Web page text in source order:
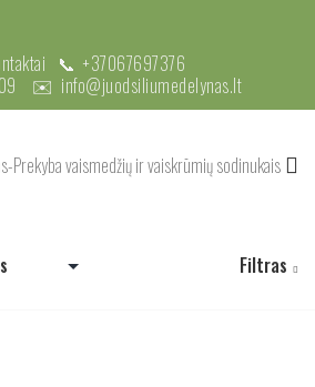
📞 +37067697376
✉️ info@juodsiliumedelynas.lt
Filtras